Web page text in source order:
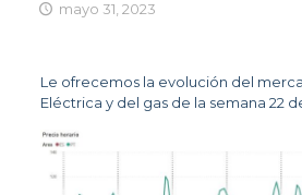
mayo 31, 2023
Le ofrecemos la evolución del
Eléctrica y del gas de la semana 22